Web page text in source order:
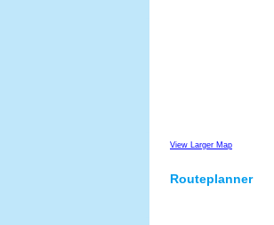
View Larger Map
Routeplanner